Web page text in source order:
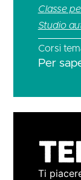
Classe
Studio
Corsi
Per
Ti